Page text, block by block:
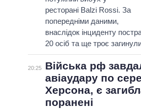
ресторані Balzi Rossi. За
попередніми даними,
внаслідок інциденту
20 осіб та ще троє
20:25
Війська рф
авіаудару по
Херсона, є
поранені